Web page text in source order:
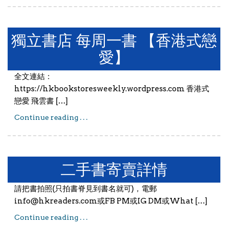
獨立書店 每周一書 【香港式戀
愛】
全文連結：
https://hkbookstoresweekly.wordpress.com 香港式
戀愛 飛雲書 […]
Continue reading . . .獨立書店 每周一書 【香港式戀愛】
二手書寄賣詳情
請把書拍照(只拍書脊見到書名就可)，電郵
info@hkreaders.com或FB PM或IG DM或What […]
Continue reading . . .二手書寄賣詳情